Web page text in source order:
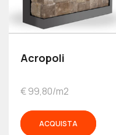
Acropoli
€ 99,80/m2
ACQUISTA